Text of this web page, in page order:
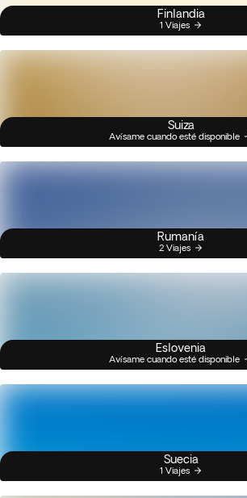
Finlandia
1 Viajes
Suiza
Avísame cuando esté disponible
Rumanía
2 Viajes
Eslovenia
Avísame cuando esté disponible
Suecia
1 Viajes